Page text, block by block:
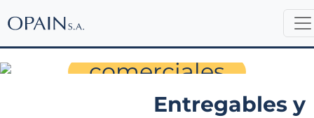
Proyectos
comerciales
Entregables y